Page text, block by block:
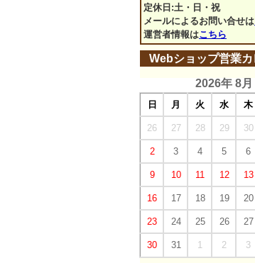
定休日:土・日・祝
メールによるお問い合せは
運営者情報はこちら
Webショップ営業
2026年 8月
日
月 火 水 木
26 27 28 29 30
2 3 4 5 6
9 10 11 12 13
16 17 18 19 20
23 24 25 26 27
30 31 1 2 3